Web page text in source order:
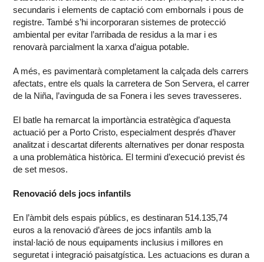
secundaris i elements de captació com embornals i pous de
registre. També s’hi incorporaran sistemes de protecció
ambiental per evitar l’arribada de residus a la mar i es
renovarà parcialment la xarxa d’aigua potable.
A més, es pavimentarà completament la calçada dels carrers
afectats, entre els quals la carretera de Son Servera, el carrer
de la Niña, l’avinguda de sa Fonera i les seves travesseres.
El batle ha remarcat la importància estratègica d’aquesta
actuació per a Porto Cristo, especialment després d’haver
analitzat i descartat diferents alternatives per donar resposta
a una problemàtica històrica. El termini d’execució previst és
de set mesos.
Renovació dels jocs infantils
En l’àmbit dels espais públics, es destinaran 514.135,74
euros a la renovació d’àrees de jocs infantils amb la
instal·lació de nous equipaments inclusius i millores en
seguretat i integració paisatgística. Les actuacions es duran a